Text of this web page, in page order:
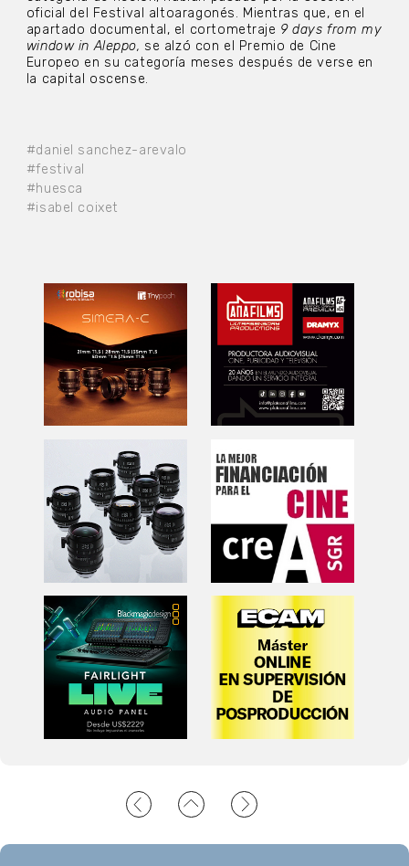
#daniel sanchez-arevalo
#festival
#huesca
#isabel coixet
oficial del Festival altoaragonés. Mientras que, en el
apartado documental, el cortometraje 9 days from my
window in Aleppo, se alzó con el Premio de Cine
Europeo en su categoría meses después de verse en
la capital oscense.